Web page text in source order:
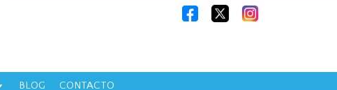
BLOG CONTACTO